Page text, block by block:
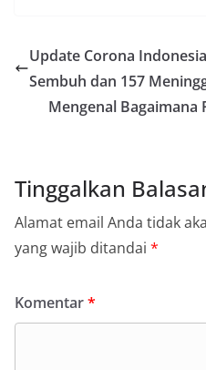
Update Corona
Sembuh dan 157
Mengenal Bagaimana
Tinggalkan
Alamat email Anda tidak
yang wajib ditandai *
Komentar*